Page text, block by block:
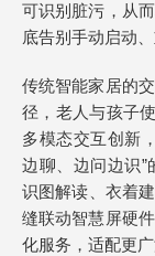
可识别脏污，从
底告别手动启动
传统智能家居的
径，老人与孩子
多模态交互创新
边聊、边问边识”
识图解读、衣着
缝联动智慧屏硬
化服务，适配更广